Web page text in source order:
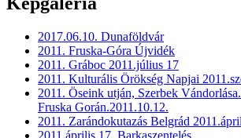
2017.06.10. Dunaföldvár
2011. Fruska-Góra Újvidék
2011. Gráboc 2011.július 17
2011. Kulturális Örökség Napjai
2011. Öseink utján, Szerbek
Fruska Gorán.2011.10.12.
2011. Zarándokutazás Belgrád
2011.április 17. Barkaszentelés